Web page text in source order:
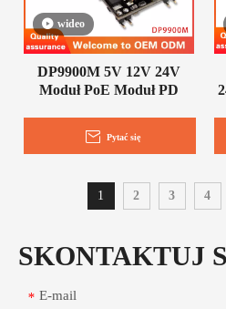
wideo
DP9900M 5V 12V 24V
Moduł PoE Moduł PD
Pytać się
1 2 3 4
SKONTAKTUJ
* E-mail